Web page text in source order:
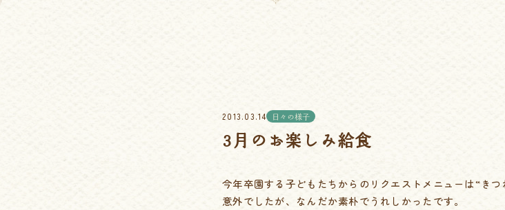
2013.03.14 日々の様子
3月のお楽しみ給食
今年卒園する子どもたちからのリクエストメニューは“きつ
意外でしたが、なんだか素朴でうれしかったです。